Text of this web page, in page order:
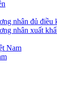
nhân đủ
nhân xuất
Nam